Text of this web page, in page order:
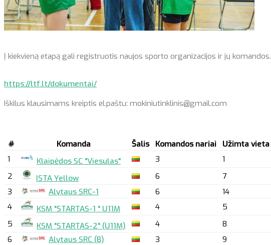
Į kiekvieną etapą gali registruotis naujos sporto organizacijos ir jų komandos.
https://ltf.lt/dokumentai/
Iškilus klausimams kreiptis el.paštu: mokiniutinklinis@gmail.com
# Komanda Šalis Komandos nariai Užimta vieta
1
Klaipėdos SC "Viesulas" 3 1
2
ISTA Yellow 6 7
3
Alytaus SRC-1 6 14
4
KSM "STARTAS-1 " U11M 4 5
5
KSM "STARTAS-2" (U11M) 4 8
6
Alytaus SRC (B) 3 9